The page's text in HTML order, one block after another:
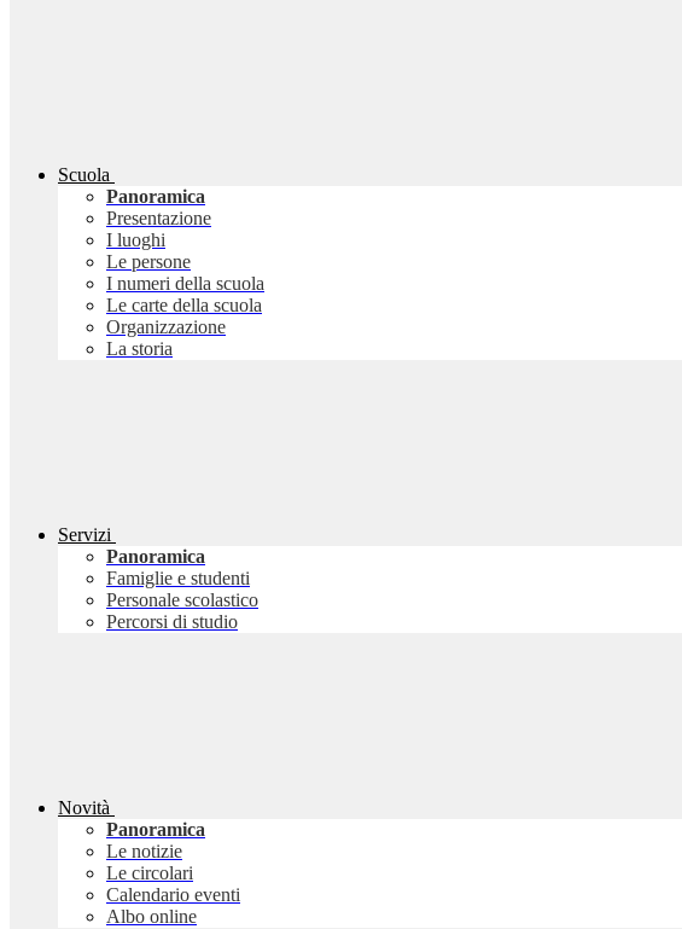
Scuola
Panoramica
Presentazione
I luoghi
Le persone
I numeri della scuola
Le carte della scuola
Organizzazione
La storia
Servizi
Panoramica
Famiglie e studenti
Personale scolastico
Percorsi di studio
Novità
Panoramica
Le notizie
Le circolari
Calendario eventi
Albo online